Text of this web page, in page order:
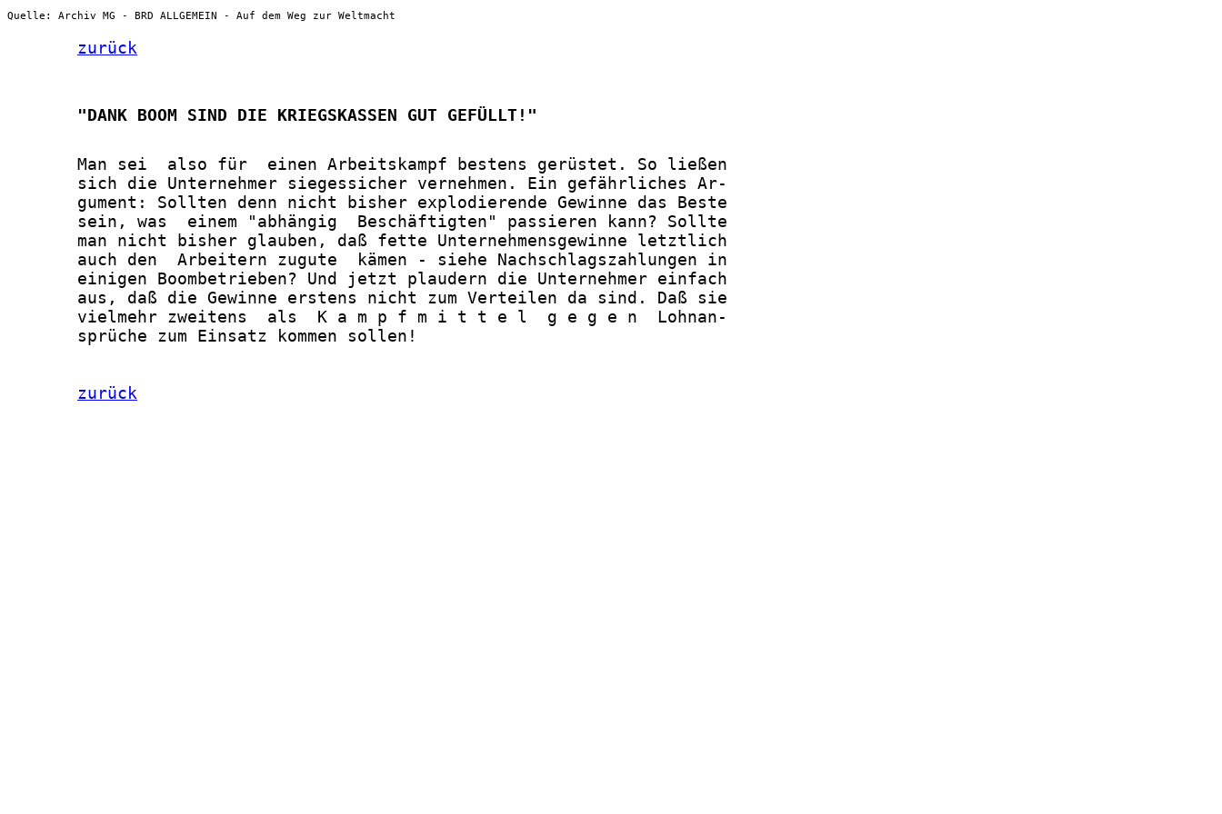
Quelle: Archiv MG - BRD ALLGEMEIN - Auf dem Weg zur Weltmacht
zurück
       "DANK BOOM SIND DIE KRIEGSKASSEN GUT GEFÜLLT!"
       Man sei  also für  einen Arbeitskampf bestens gerüstet. So ließen
       sich die Unternehmer siegessicher vernehmen. Ein gefährliches Ar-
       gument: Sollten denn nicht bisher explodierende Gewinne das Beste
       sein, was  einem "abhängig  Beschäftigten" passieren kann? Sollte
       man nicht bisher glauben, daß fette Unternehmensgewinne letztlich
       auch den  Arbeitern zugute  kämen - siehe Nachschlagszahlungen in
       einigen Boombetrieben? Und jetzt plaudern die Unternehmer einfach
       aus, daß die Gewinne erstens nicht zum Verteilen da sind. Daß sie
       vielmehr zweitens  als  K a m p f m i t t e l  g e g e n  Lohnan-
       sprüche zum Einsatz kommen sollen!
zurück